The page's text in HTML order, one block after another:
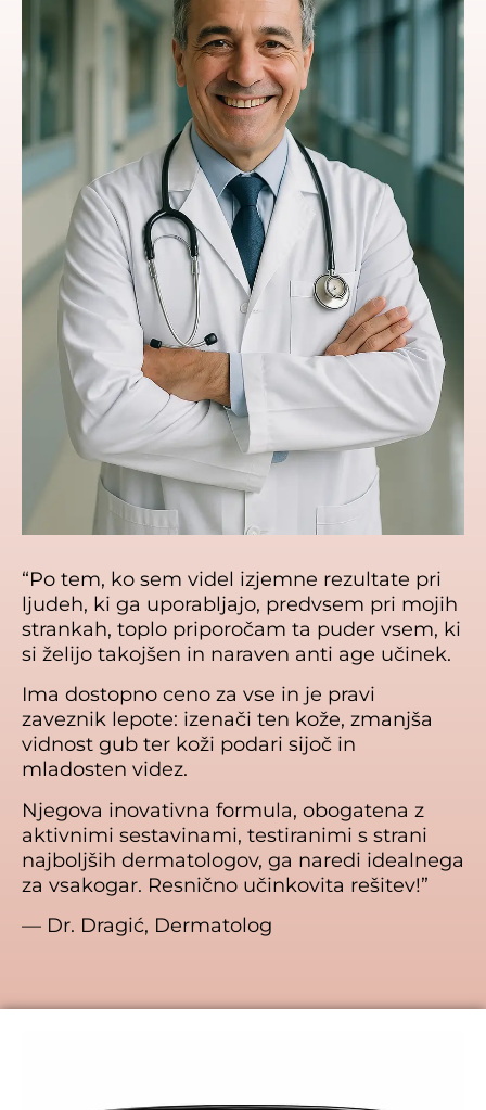
“Po tem, ko sem videl izjemne rezultate pri
ljudeh, ki ga uporabljajo, predvsem pri mojih
strankah, toplo priporočam ta puder vsem, ki
si želijo takojšen in naraven anti age učinek.
Ima dostopno ceno za vse in je pravi
zaveznik lepote: izenači ten kože, zmanjša
vidnost gub ter koži podari sijoč in
mladosten videz.
Njegova inovativna formula, obogatena z
aktivnimi sestavinami, testiranimi s strani
najboljših dermatologov, ga naredi idealnega
za vsakogar. Resnično učinkovita rešitev!”
— Dr. Dragić, Dermatolog